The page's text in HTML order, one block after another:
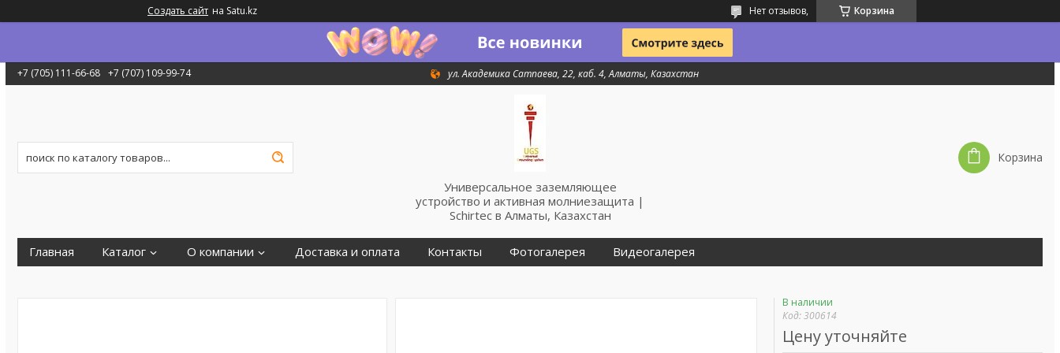
Создать сайт на Satu.kz Корзина
Нет отзывов,
+7 (705) 111-66-68 +7 (707) 109-99-74 ул. Академика Сатпаева, 22, каб. 4, Алматы, Казахстан
Универсальное заземляющее
устройство и активная молниезащита |
Schirtec в Алматы, Казахстан
Корзина
Главная Каталог О компании Доставка и оплата Контакты Фотогалерея Видеогалерея
В наличии
Код:300614
Цену уточняйте